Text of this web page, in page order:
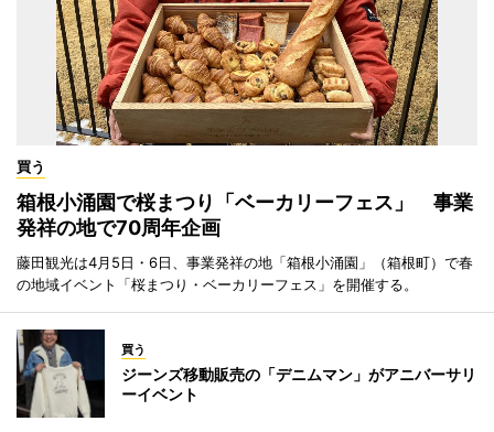
買う
箱根小涌園で桜まつり「ベーカリーフェス」 事業
発祥の地で70周年企画
藤田観光は4月5日・6日、事業発祥の地「箱根小涌園」（箱根町）で春
の地域イベント「桜まつり・ベーカリーフェス」を開催する。
買う
ジーンズ移動販売の「デニムマン」がアニバーサリ
ーイベント